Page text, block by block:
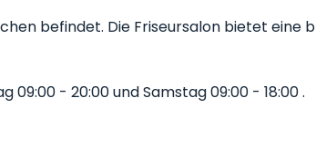
befindet. Die Friseursalon bietet eine
- 20:00 und Samstag 09:00 - 18:00 .